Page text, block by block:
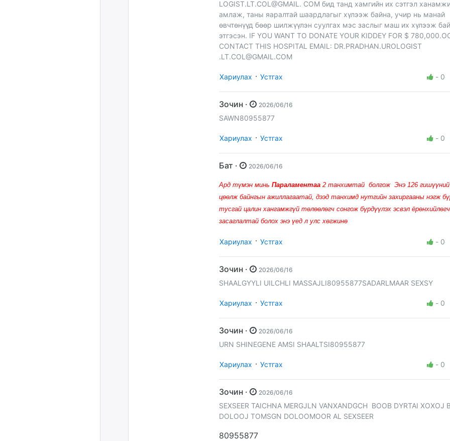
LOGIST.LT.COL@GMAIL. COM бид танд хамгийн их сэтгэл
амлаж, таны яаралтай шаардлагыг хүлээж байна, учир нь манай
өвчтөнүүд бөөр шилжүүлэн суулгах мэс заслыг маш их хүлээж
этгэсэн. IF YOU WANT TO DONATE YOUR KIDDEY FOR $
CONTACT THIS HOSPITAL EMAIL: DR.PRADHAN.UROLOGIST
.LT.COL@GMAIL.COM
Хариулах · Устгах - 0
Зочин · 2026/06/16
SAWN80955877
Хариулах · Устгах - 0
Бат · 2026/06/16
Ард түмэн минь Параламентаа 2 танхимтай болгож Энэ 126
цөөлж байнгын ажиллагаатай, дээд танхимд нутгийн захиргааны нэгж
тусгай цалин хангамжгүй төлөөлөгч сонгож бүрдүүлэх эсвэл
засаглалтай болох энэ үед л улс хөгжинө
Хариулах · Устгах - 0
Зочин · 2026/06/16
SHAALGYYLI UILCHLI MASSAJLI80955877SADARLMAAR SEXSY
Хариулах · Устгах - 0
Зочин · 2026/06/16
URN SHINEGENE AMSI SHAALTSI80955877
Хариулах · Устгах - 0
Зочин · 2026/06/16
SEXSEER TAICHNA MERGJLN VANXANDGCH BOOB DYRTAI XOXOJ
DOLOOJ TOMSGN DOLOOMOOR AL SEXSEER
80955877